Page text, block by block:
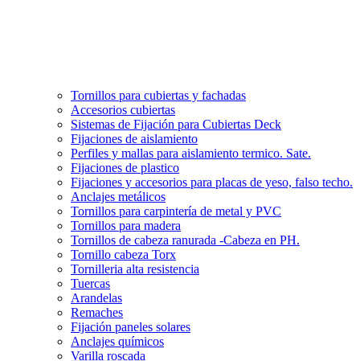
Tornillos para cubiertas y fachadas
Accesorios cubiertas
Sistemas de Fijación para Cubiertas Deck
Fijaciones de aislamiento
Perfiles y mallas para aislamiento termico. Sate.
Fijaciones de plastico
Fijaciones y accesorios para placas de yeso, falso techo.
Anclajes metálicos
Tornillos para carpintería de metal y PVC
Tornillos para madera
Tornillos de cabeza ranurada -Cabeza en PH.
Tornillo cabeza Torx
Tornilleria alta resistencia
Tuercas
Arandelas
Remaches
Fijación paneles solares
Anclajes químicos
Varilla roscada